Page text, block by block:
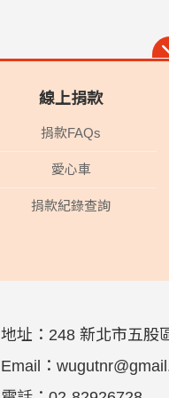
線上捐款
捐款FAQs
愛心車
捐款紀錄查詢
地址： 248 新北市五股
Email：